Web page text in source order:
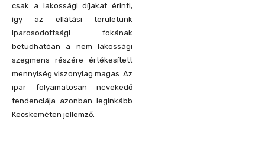
csak a lakossági díjakat érinti,
így az ellátási területünk
iparosodottsági fokának
betudhatóan a nem lakossági
szegmens részére értékesített
mennyiség viszonylag magas. Az
ipar folyamatosan növekedő
tendenciája azonban leginkább
Kecskeméten jellemző.